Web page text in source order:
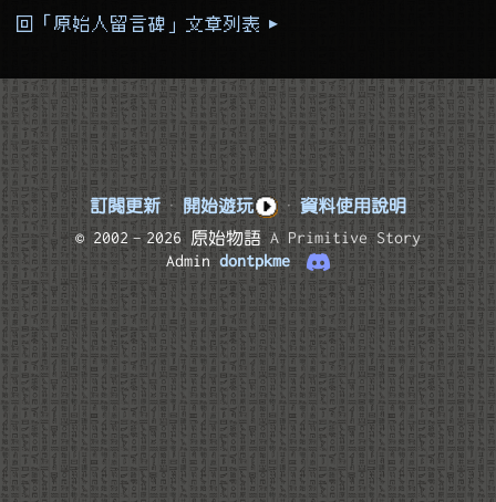
回「原始人留言碑」文章列表 ▸
訂閱更新 · 開始遊玩 · 資料使用說明
© 2002–2026 原始物語A Primitive Story
Admin dontpkme